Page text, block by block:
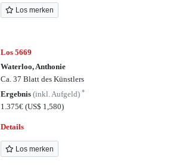
Los merken
Los 5669
Waterloo, Anthonie
Ca. 37 Blatt des Künstlers
Ergebnis(inkl. Aufgeld)*
1.375€(US$ 1,580)
Details
Los merken